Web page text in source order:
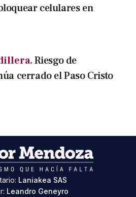
celulares en
Riesgo de
cerrado el Paso Cristo
Laniakea SAS
Leandro Geneyro